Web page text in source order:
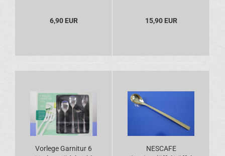
6,90 EUR
15,90 EUR
Vorlege Garnitur 6
NESCAFE